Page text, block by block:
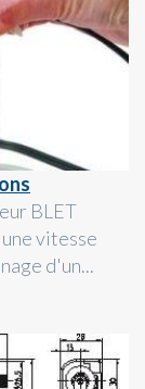
BLET
vitesse
d'un...